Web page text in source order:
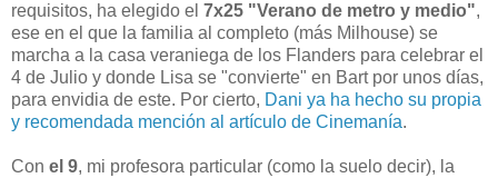
requisitos, ha elegido el 7x25 "Verano de metro y medio",
ese en el que la familia al completo (más Milhouse) se
marcha a la casa veraniega de los Flanders para celebrar el
4 de Julio y donde Lisa se "convierte" en Bart por unos días,
para envidia de este. Por cierto, Dani ya ha hecho su propia
y recomendada mención al artículo de Cinemanía.
Con el 9, mi profesora particular (como la suelo decir), la